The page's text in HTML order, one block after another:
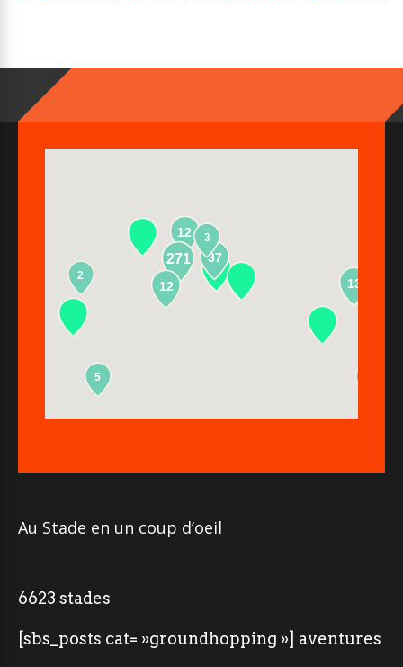
12
271
13
37
2
5
12
3
Au Stade en un coup d’oeil
6623 stades
[sbs_posts cat= »groundhopping »] aventures